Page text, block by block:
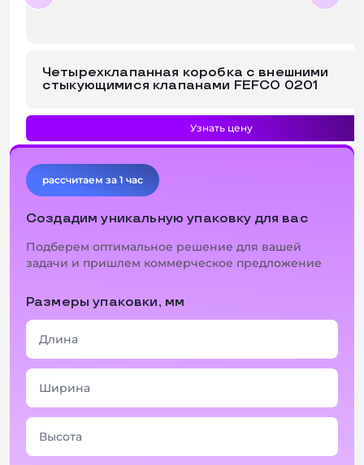
Четырехклапанная коробка с внешними
стыкующимися клапанами FEFCO 0201
Узнать цену
рассчитаем за 1 час
Создадим уникальную упаковку для вас
Подберем оптимальное решение для вашей
задачи и пришлем коммерческое предложение
Размеры упаковки, мм